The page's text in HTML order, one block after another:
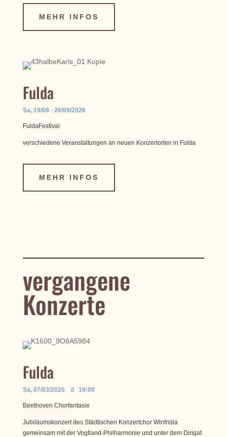
MEHR INFOS
Fulda
Sa, 19/09 - 26/09/2026
FuldaFestival
verschiedene Veranstaltungen an neuen Konzertorten in Fulda
MEHR INFOS
vergangene
Konzerte
Fulda
Sa, 07/03/2026 // 19:00
Beethoven Chorfantasie
Jubiläumskonzert des Städtischen Konzertchor Winfridia
gemeinsam mit der Vogtland-Philharmonie und unter dem Dirigat